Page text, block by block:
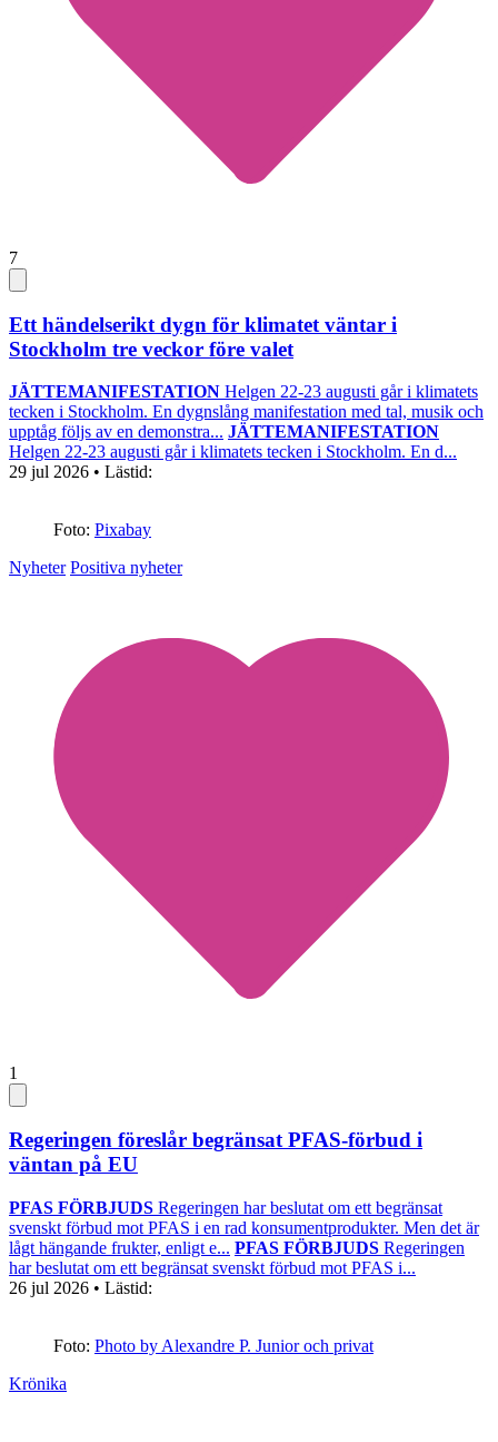
7
Ett händelserikt dygn för klimatet väntar i
Stockholm tre veckor före valet
JÄTTEMANIFESTATION Helgen 22-23 augusti går i klimatets
tecken i Stockholm. En dygnslång manifestation med tal, musik och
upptåg följs av en demonstra... JÄTTEMANIFESTATION
Helgen 22-23 augusti går i klimatets tecken i Stockholm. En d...
29 jul 2026 • Lästid:
Foto: Pixabay
Nyheter Positiva nyheter
1
Regeringen föreslår begränsat PFAS-förbud i
väntan på EU
PFAS FÖRBJUDS Regeringen har beslutat om ett begränsat
svenskt förbud mot PFAS i en rad konsumentprodukter. Men det är
lågt hängande frukter, enligt e... PFAS FÖRBJUDS Regeringen
har beslutat om ett begränsat svenskt förbud mot PFAS i...
26 jul 2026 • Lästid:
Foto: Photo by Alexandre P. Junior och privat
Krönika